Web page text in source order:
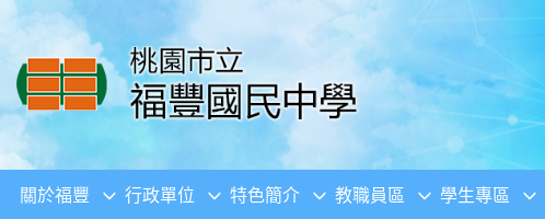
移至網頁之主要內容區位置
關於福豐 行政單位 特色簡介 教職員區 學生專區